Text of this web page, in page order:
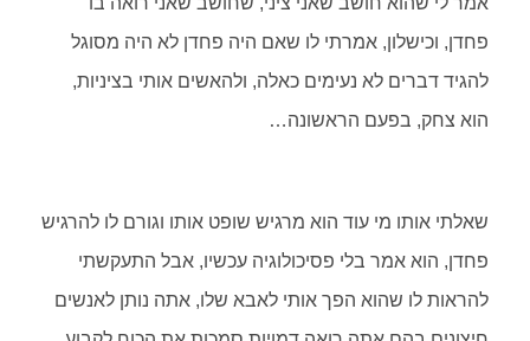
פחדן, וכישלון, אמרתי לו שאם היה פחדן לא היה מסוגל
להגיד דברים לא נעימים כאלה, ולהאשים אותי בציניות,
הוא צחק, בפעם הראשונה…
שאלתי אותו מי עוד הוא מרגיש שופט אותו וגורם לו להרגיש
פחדן, הוא אמר בלי פסיכולוגיה עכשיו, אבל התעקשתי
להראות לו שהוא הפך אותי לאבא שלו, אתה נותן לאנשים